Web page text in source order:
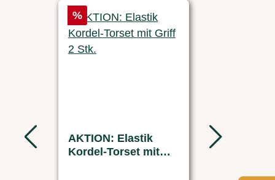
Rabatt
%
AKTION: Elastik
Kordel-Torset mit